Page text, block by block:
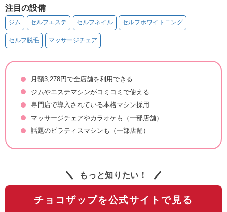
注目の設備
ジム セルフエステ セルフネイル セルフホワイトニング
セルフ脱毛 マッサージチェア
月額3,278円で全店舗を利用できる
ジムやエステマシンがコミコミで使える
専門店で導入されている本格マシン採用
マッサージチェアやカラオケも（一部店舗）
話題のピラティスマシンも（一部店舗）
もっと知りたい！
チョコザップを公式サイトで見る